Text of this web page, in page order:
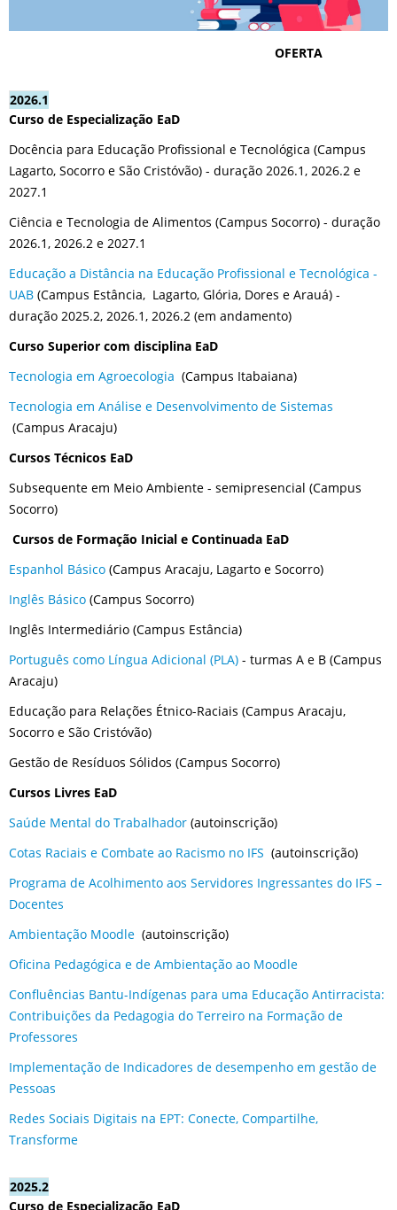
OFERTA
2026.1
Curso de Especialização EaD
Docência para Educação Profissional e Tecnológica (Campus
Lagarto, Socorro e São Cristóvão) - duração 2026.1, 2026.2 e
2027.1
Ciência e Tecnologia de Alimentos (Campus Socorro) - duração
2026.1, 2026.2 e 2027.1
Educação a Distância na Educação Profissional e Tecnológica -
UAB (Campus Estância, Lagarto, Glória, Dores e Arauá) -
duração 2025.2, 2026.1, 2026.2 (em andamento)
Curso Superior com disciplina EaD
Tecnologia em Agroecologia (Campus Itabaiana)
Tecnologia em Análise e Desenvolvimento de Sistemas
(Campus Aracaju)
Cursos Técnicos EaD
Subsequente em Meio Ambiente - semipresencial (Campus
Socorro)
Cursos de Formação Inicial e Continuada EaD
Espanhol Básico (Campus Aracaju, Lagarto e Socorro)
Inglês Básico (Campus Socorro)
Inglês Intermediário (Campus Estância)
Português como Língua Adicional (PLA) - turmas A e B (Campus
Aracaju)
Educação para Relações Étnico-Raciais (Campus Aracaju,
Socorro e São Cristóvão)
Gestão de Resíduos Sólidos (Campus Socorro)
Cursos Livres EaD
Saúde Mental do Trabalhador (autoinscrição)
Cotas Raciais e Combate ao Racismo no IFS (autoinscrição)
Programa de Acolhimento aos Servidores Ingressantes do IFS –
Docentes
Ambientação Moodle (autoinscrição)
Oficina Pedagógica e de Ambientação ao Moodle
Confluências Bantu-Indígenas para uma Educação Antirracista:
Contribuições da Pedagogia do Terreiro na Formação de
Professores
Implementação de Indicadores de desempenho em gestão de
Pessoas
Redes Sociais Digitais na EPT: Conecte, Compartilhe,
Transforme
2025.2
Curso de Especialização EaD